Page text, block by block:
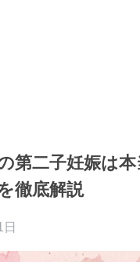
第二子妊娠は
徹底解説